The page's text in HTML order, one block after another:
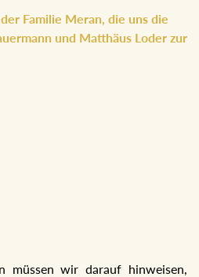
Familie Meran, die uns die
und Matthäus Loder zur
müssen wir darauf hinweisen,